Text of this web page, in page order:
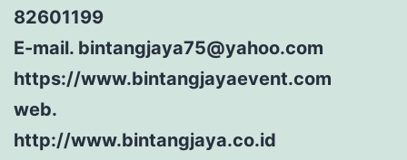
82601199
E-mail. bintangjaya75@yahoo.com
https://www.bintangjayaevent.com
web.
http://www.bintangjaya.co.id